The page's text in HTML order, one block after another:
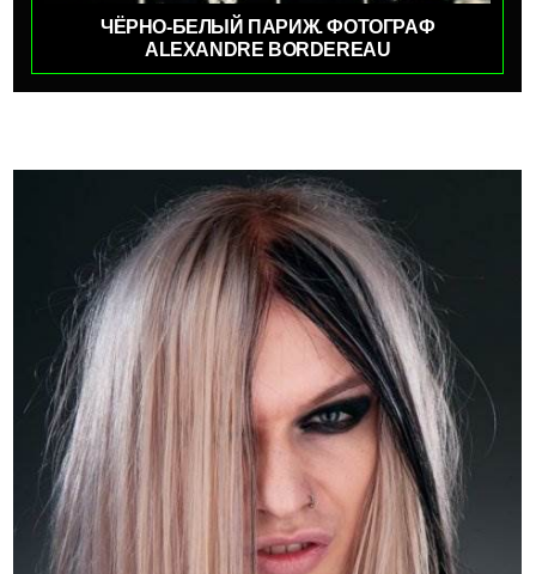
ЧЁРНО-БЕЛЫЙ ПАРИЖ. ФОТОГРАФ
ALEXANDRE BORDEREAU